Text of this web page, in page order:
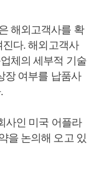
해외고객사를 확
다. 해외고객사
체의 세부적 기술
장 여부를 납품사
사인 미국 어플라
을 논의해 오고 있